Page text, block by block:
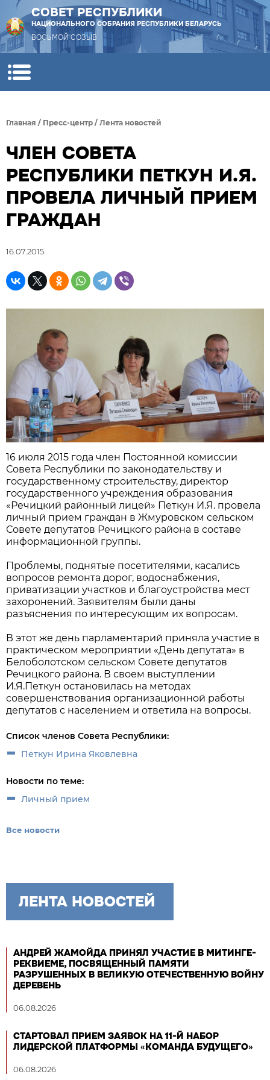
СОВЕТ РЕСПУБЛИКИ
НАЦИОНАЛЬНОГО СОБРАНИЯ РЕСПУБЛИКИ БЕЛАРУСЬ
ВОСЬМОЙ СОЗЫВ
Главная / Пресс-центр / Лента новостей
ЧЛЕН СОВЕТА
РЕСПУБЛИКИ ПЕТКУН И.Я.
ПРОВЕЛА ЛИЧНЫЙ ПРИЕМ
ГРАЖДАН
16.07.2015
16 июля 2015 года член Постоянной комиссии
Совета Республики по законодательству и
государственному строительству, директор
государственного учреждения образования
«Речицкий районный лицей» Петкун И.Я. провела
личный прием граждан в Жмуровском сельском
Совете депутатов Речицкого района в составе
информационной группы.
Проблемы, поднятые посетителями, касались
вопросов ремонта дорог, водоснабжения,
приватизации участков и благоустройства мест
захоронений. Заявителям были даны
разъяснения по интересующим их вопросам.
В этот же день парламентарий приняла участие в
практическом мероприятии «День депутата» в
Белоболотском сельском Совете депутатов
Речицкого района. В своем выступлении
И.Я.Петкун остановилась на методах
совершенствования организационной работы
депутатов с населением и ответила на вопросы.
Список членов Совета Республики:
Петкун Ирина Яковлевна
Новости по теме:
Личный прием
Все новости
ЛЕНТА НОВОСТЕЙ
АНДРЕЙ ЖАМОЙДА ПРИНЯЛ УЧАСТИЕ В МИТИНГЕ-
РЕКВИЕМЕ, ПОСВЯЩЕННЫЙ ПАМЯТИ
РАЗРУШЕННЫХ В ВЕЛИКУЮ ОТЕЧЕСТВЕННУЮ ВОЙНУ
ДЕРЕВЕНЬ
06.08.2026
СТАРТОВАЛ ПРИЕМ ЗАЯВОК НА 11-Й НАБОР
ЛИДЕРСКОЙ ПЛАТФОРМЫ «КОМАНДА БУДУЩЕГО»
06.08.2026